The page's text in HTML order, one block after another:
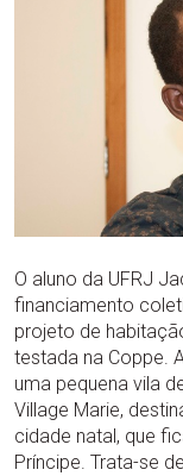
O aluno da UFRJ
financiamento
projeto de
testada na Coppe.
uma pequena vila
Village Marie,
cidade natal, que
Príncipe. Trata-se